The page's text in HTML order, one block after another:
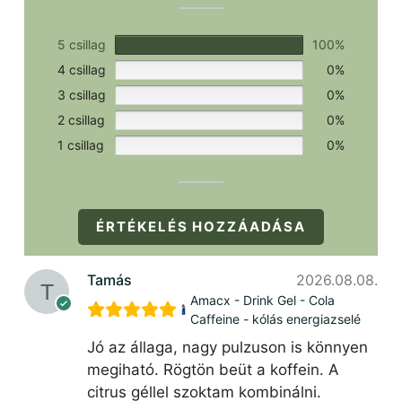
5 csillag
100%
4 csillag
0%
3 csillag
0%
2 csillag
0%
1 csillag
0%
ÉRTÉKELÉS HOZZÁADÁSA
Tamás 2026.08.08.
Amacx - Drink Gel - Cola
Caffeine - kólás energiazselé
Jó az állaga, nagy pulzuson is könnyen
megiható. Rögtön beüt a koffein. A
citrus géllel szoktam kombinálni.